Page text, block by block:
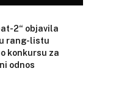
2“ objavila
rang-listu
konkursu za
odnos